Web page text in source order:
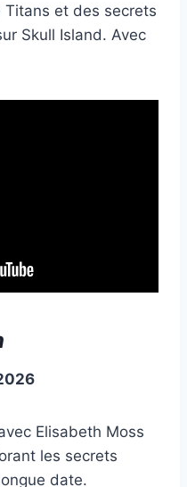
Titans et des secrets
Skull Island. Avec
Elisabeth Moss
les secrets
date.